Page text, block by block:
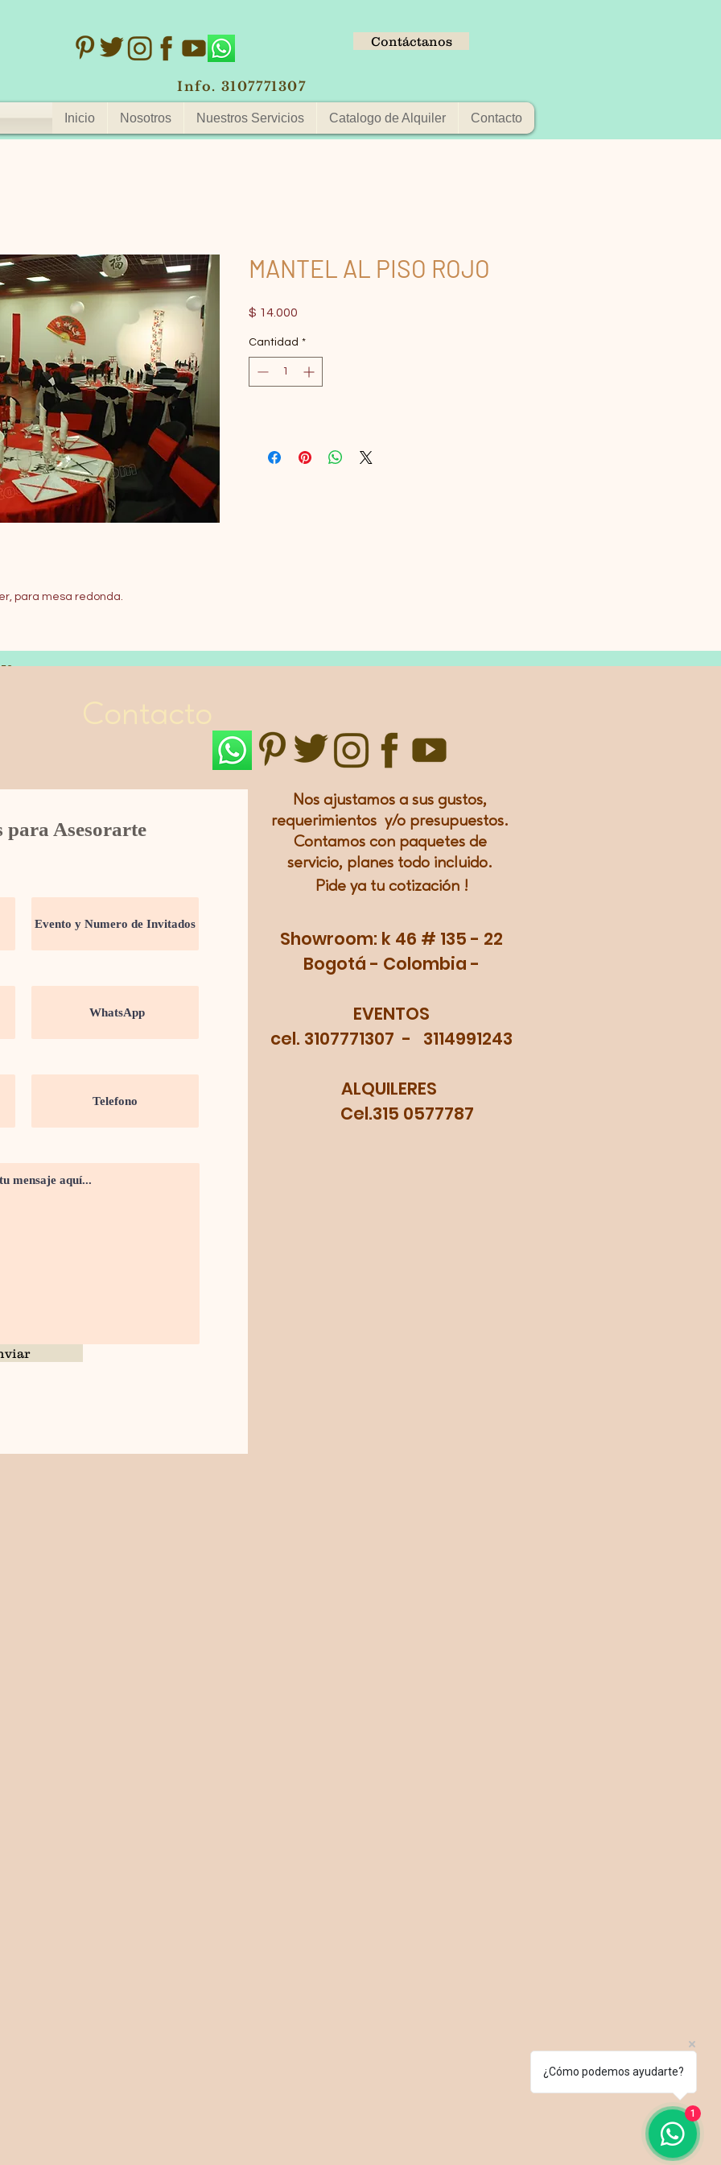
Contáctanos
Info. 3107771307
Inicio Nosotros Nuestros Servicios Catalogo de Alquiler Contacto
para mesa redonda.
MANTEL AL PISO ROJO
$ 14.000Precio
Cantidad *
para Asesorarte
Nos ajustamos a sus gustos,
requerimientos y/o presupuestos.
Contamos con paquetes de
servicio, planes todo incluido.
Pide ya tu cotización !
Showroom: k 46 # 135 - 22
Bogotá - Colombia -
EVENTOS
cel. 3107771307 - 3114991243
ALQUILERES
Cel.315 0577787
¿Cómo podemos ayudarte?
1